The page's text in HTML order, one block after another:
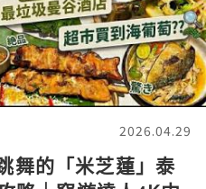
2026.04.29
舞的「米芝蓮」泰